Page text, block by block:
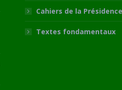
Cahiers de la Présidence
Textes fondamentaux